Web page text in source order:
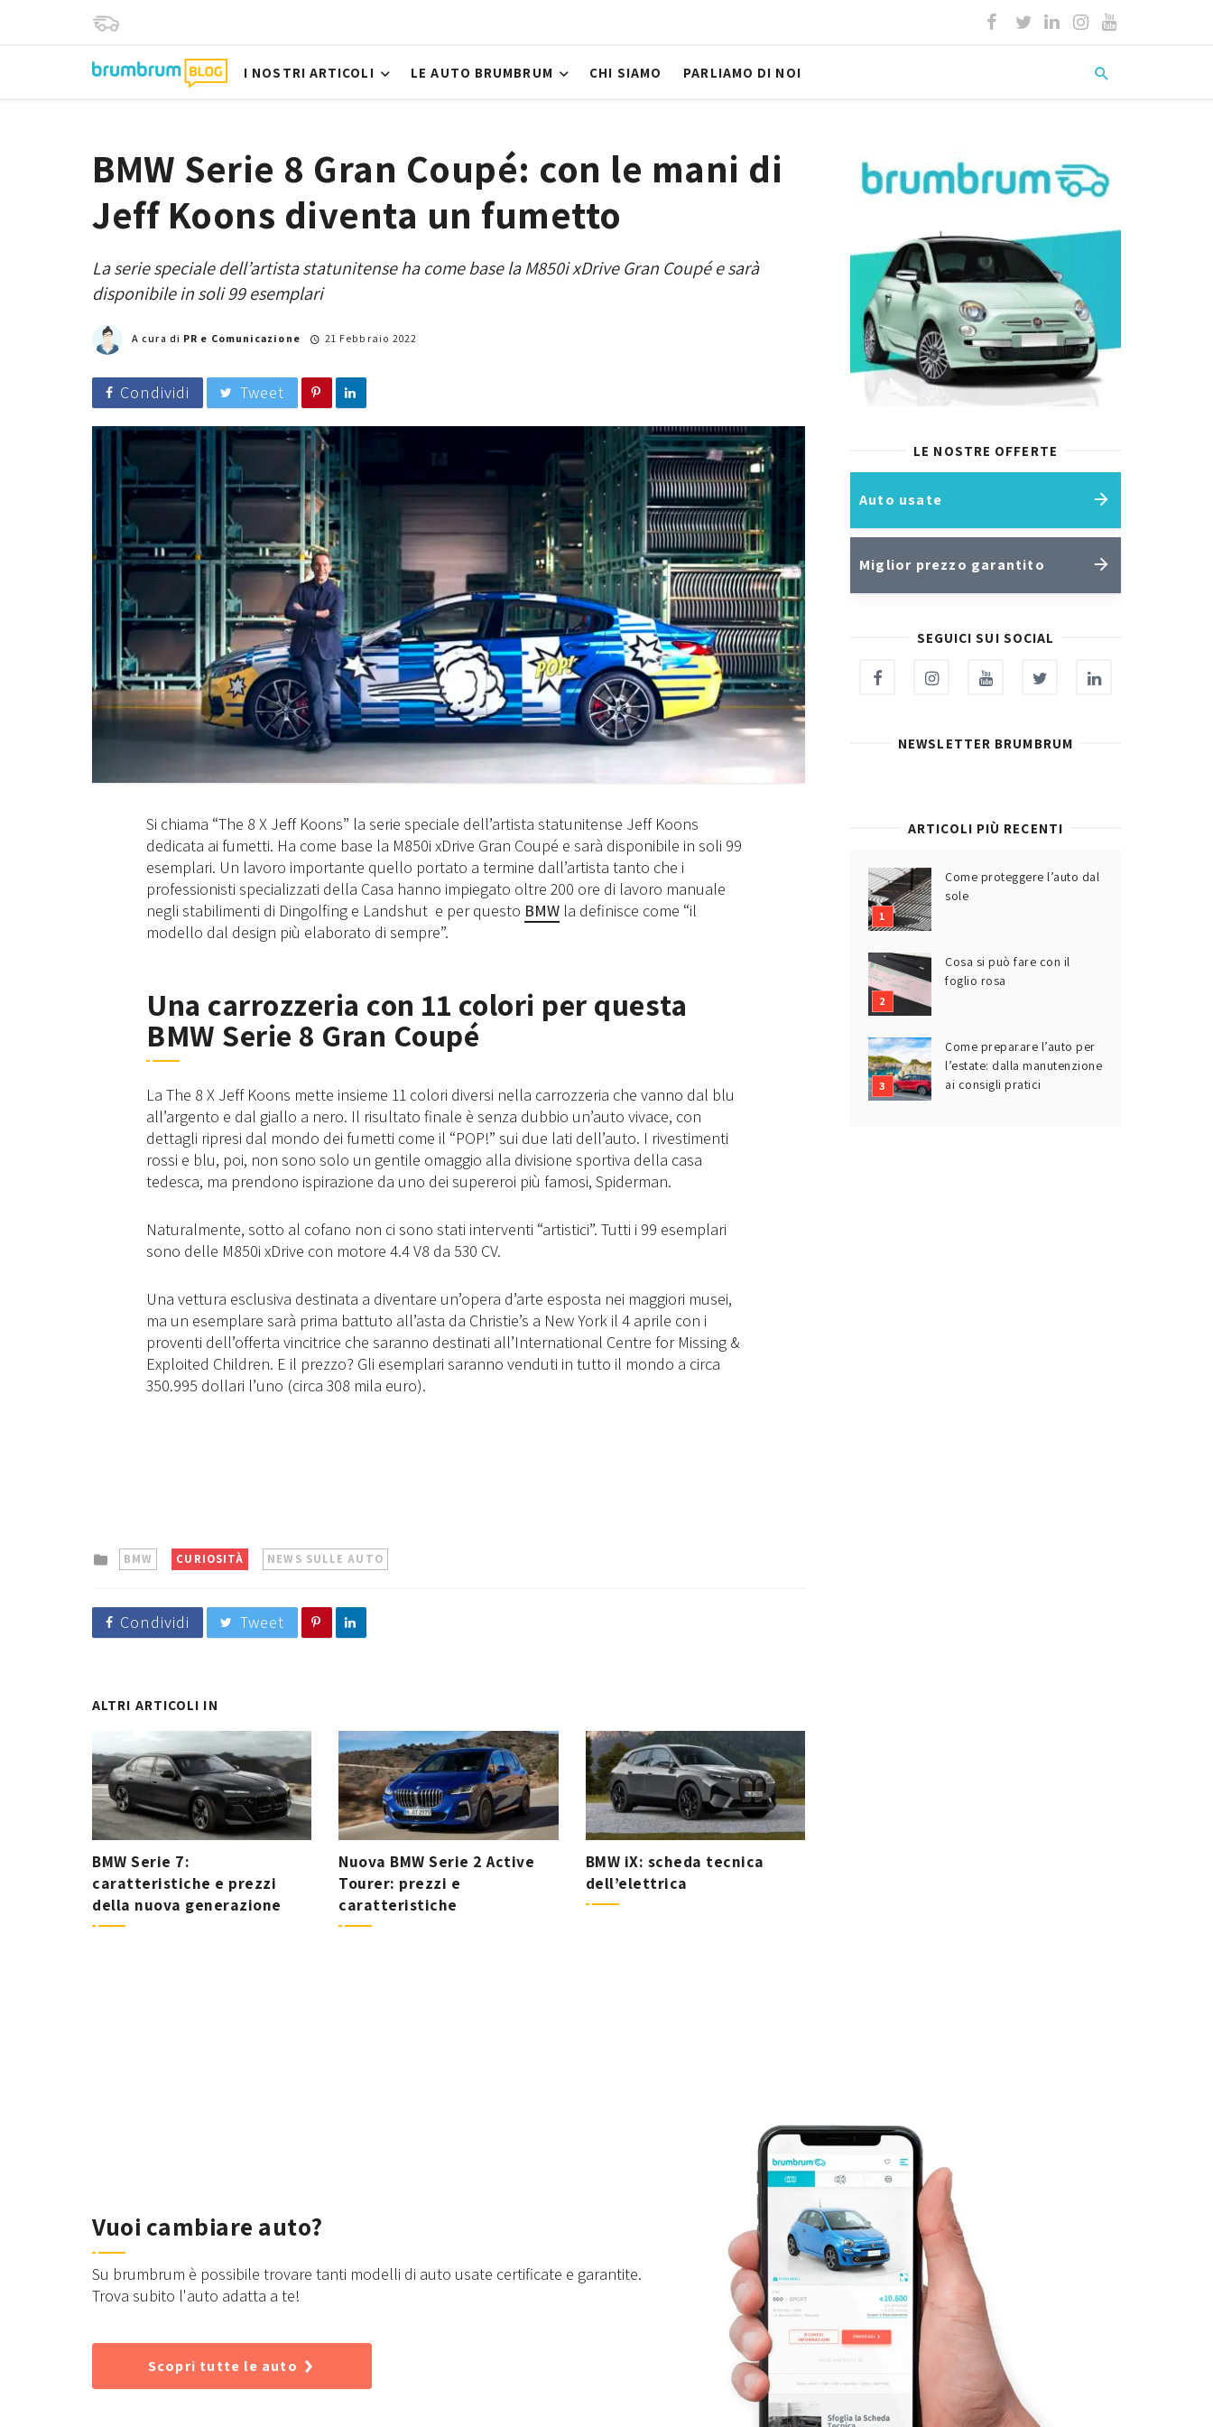
I NOSTRI ARTICOLI LE AUTO BRUMBRUM CHI SIAMO PARLIAMO DI NOI
BMW Serie 8 Gran Coupé: con le mani di
Jeff Koons diventa un fumetto
La serie speciale dell’artista statunitense ha come base la M850i xDrive Gran Coupé e sarà
disponibile in soli 99 esemplari
A cura di PR e Comunicazione 21 Febbraio 2022
Condividi Tweet
Si chiama “The 8 X Jeff Koons” la serie speciale dell’artista statunitense Jeff Koons
dedicata ai fumetti. Ha come base la M850i xDrive Gran Coupé e sarà disponibile in soli 99
esemplari. Un lavoro importante quello portato a termine dall’artista tanto che i
professionisti specializzati della Casa hanno impiegato oltre 200 ore di lavoro manuale
negli stabilimenti di Dingolfing e Landshut e per questo BMW la definisce come “il
modello dal design più elaborato di sempre”.
Una carrozzeria con 11 colori per questa
BMW Serie 8 Gran Coupé
La The 8 X Jeff Koons mette insieme 11 colori diversi nella carrozzeria che vanno dal blu
all’argento e dal giallo a nero. Il risultato finale è senza dubbio un’auto vivace, con
dettagli ripresi dal mondo dei fumetti come il “POP!” sui due lati dell’auto. I rivestimenti
rossi e blu, poi, non sono solo un gentile omaggio alla divisione sportiva della casa
tedesca, ma prendono ispirazione da uno dei supereroi più famosi, Spiderman.
Naturalmente, sotto al cofano non ci sono stati interventi “artistici”. Tutti i 99 esemplari
sono delle M850i xDrive con motore 4.4 V8 da 530 CV.
Una vettura esclusiva destinata a diventare un’opera d’arte esposta nei maggiori musei,
ma un esemplare sarà prima battuto all’asta da Christie’s a New York il 4 aprile con i
proventi dell’offerta vincitrice che saranno destinati all’International Centre for Missing &
Exploited Children. E il prezzo? Gli esemplari saranno venduti in tutto il mondo a circa
350.995 dollari l’uno (circa 308 mila euro).
Posted
BMW CURIOSITÀ NEWS SULLE AUTO
Condividi Tweet
ALTRI ARTICOLI IN
BMW Serie 7:
caratteristiche e prezzi
della nuova generazione
Nuova BMW Serie 2 Active
Tourer: prezzi e
caratteristiche
BMW iX: scheda tecnica
dell’elettrica
LE NOSTRE OFFERTE
Auto usate
Miglior prezzo garantito
SEGUICI SUI SOCIAL
NEWSLETTER BRUMBRUM
ARTICOLI PIÙ RECENTI
Come proteggere l’auto dal
sole
Cosa si può fare con il
foglio rosa
Come preparare l’auto per
l’estate: dalla manutenzione
ai consigli pratici
Vuoi cambiare auto?
Su brumbrum è possibile trovare tanti modelli di auto usate certificate e garantite.
Trova subito l'auto adatta a te!
Scopri tutte le auto